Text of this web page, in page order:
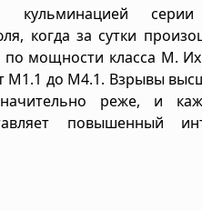
кульминацией серии
когда за сутки
по мощности класса M.
M1.1 до M4.1. Взрывы
реже, и
повышенный